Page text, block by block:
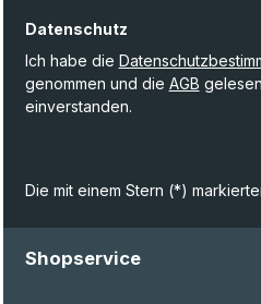
Datenschutz
Ich habe die
genommen und die AGB
einverstanden.
Die mit einem Stern (*)
Shopservice